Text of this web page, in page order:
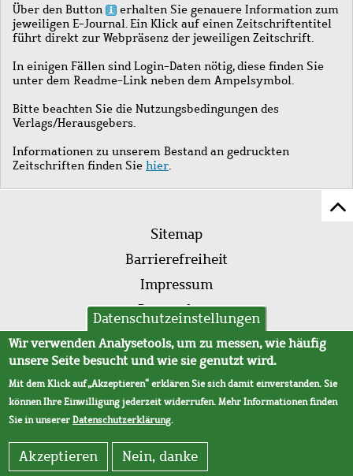
Über den Button
erhalten Sie genauere Information zum
jeweiligen E-Journal. Ein Klick auf einen Zeitschriftentitel
führt direkt zur Webpräsenz der jeweiligen Zeitschrift.
In einigen Fällen sind Login-Daten nötig, diese finden Sie
unter dem Readme-Link neben dem Ampelsymbol.
Bitte beachten Sie die Nutzungsbedingungen des
Verlags/Herausgebers.
Informationen zu unserem Bestand an gedruckten
Zeitschriften finden Sie hier.
Fußleistenmenü
Sitemap
Barrierefreiheit
Impressum
Datenschutz
AVB
Datenschutzeinstellungen
Wir verwenden Analysetools, um zu messen, wie häufig
unsere Seite besucht und wie sie genutzt wird.
Mit dem Klick auf „Akzeptieren“ erklären Sie sich damit einverstanden. Sie
können Ihre Einwilligung jederzeit widerrufen. Mehr Informationen finden
Sie in unsererDatenschutzerklärung.
Akzeptieren Nein, danke